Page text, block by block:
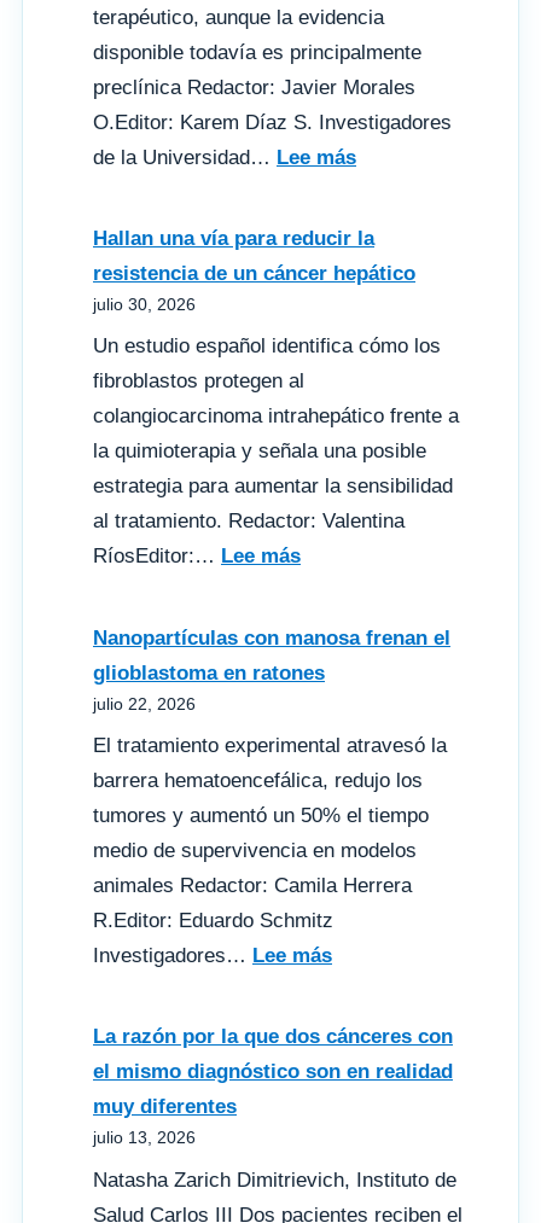
terapéutico, aunque la evidencia
disponible todavía es principalmente
preclínica Redactor: Javier Morales
O.Editor: Karem Díaz S. Investigadores
de la Universidad… Lee más:
cannabinoides
emergen
Hallan una vía para reducir la
resistencia de un cáncer hepático
julio 30, 2026
Un estudio español identifica cómo los
fibroblastos protegen al
colangiocarcinoma intrahepático frente a
la quimioterapia y señala una posible
estrategia para aumentar la sensibilidad
al tratamiento. Redactor: Valentina
RíosEditor:… Lee más:
Nanopartículas con manosa frenan el
glioblastoma en ratones
julio 22, 2026
El tratamiento experimental atravesó la
barrera hematoencefálica, redujo los
tumores y aumentó un 50% el tiempo
medio de supervivencia en modelos
animales Redactor: Camila Herrera
R.Editor: Eduardo Schmitz
Investigadores… Lee más:
con
La razón por la que dos cánceres con
el mismo diagnóstico son en realidad
muy diferentes
julio 13, 2026
Natasha Zarich Dimitrievich, Instituto de
Salud Carlos III Dos pacientes reciben el